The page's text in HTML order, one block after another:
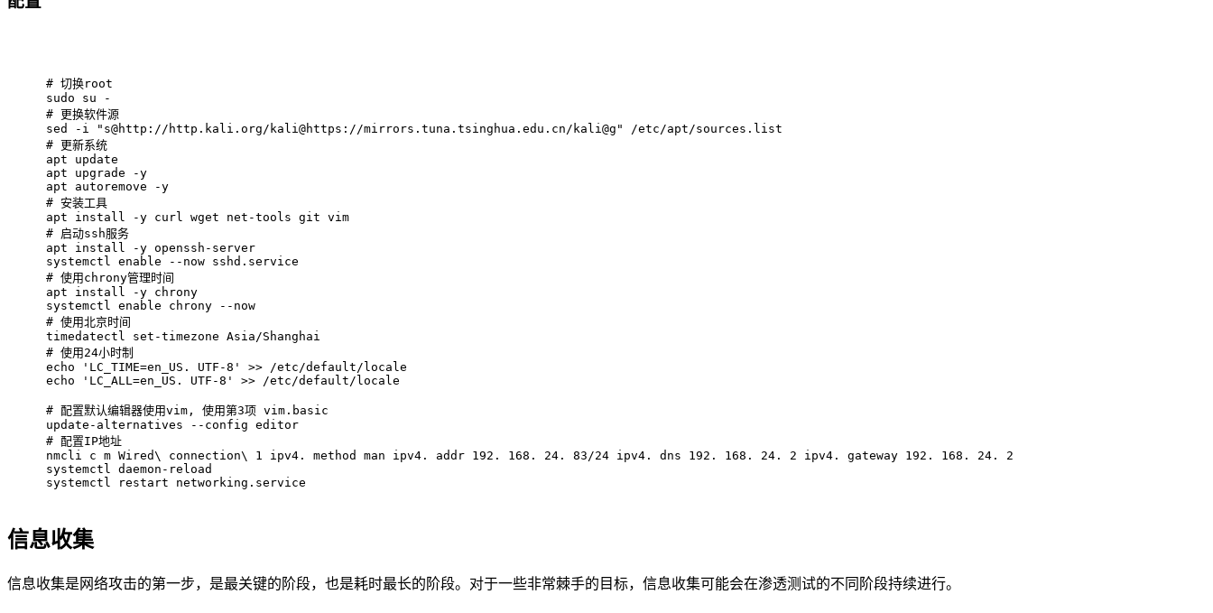
# 切换root
sudo su -
# 更换软件源
sed -i "s@http://http.kali.org/kali@https://mirrors.tuna.tsinghua.edu.cn/kali@g" /etc/apt/sources.list
# 更新系统
apt update
apt upgrade -y
apt autoremove -y
# 安装工具
apt install -y curl wget net-tools git vim
# 启动ssh服务
apt install -y openssh-server
systemctl enable --now sshd.service
# 使用chrony管理时间
apt install -y chrony
systemctl enable chrony --now
# 使用北京时间
timedatectl set-timezone Asia/Shanghai
# 使用24小时制
echo 'LC_TIME=en_US. UTF-8' >> /etc/default/locale
echo 'LC_ALL=en_US. UTF-8' >> /etc/default/locale
# 配置默认编辑器使用vim, 使用第3项 vim.basic
update-alternatives --config editor
# 配置IP地址
nmcli c m Wired\ connection\ 1 ipv4. method man ipv4. addr 192. 168. 24. 83/24 ipv4. dns 192. 168. 24. 2 ipv4. gateway 192. 168. 24. 2
systemctl daemon-reload
systemctl restart networking.service
信息收集
信息收集是网络攻击的第一步，是最关键的阶段，也是耗时最长的阶段。对于一些非常棘手的目标，信息收集可能会在渗透测试的不同阶段持续进行。